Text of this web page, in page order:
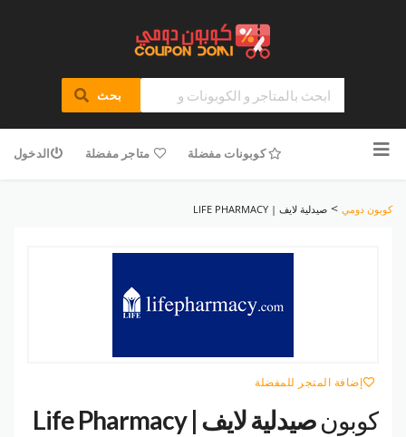
بحث
للمحتوى
كوبونات مفضلة متاجر مفضلة الدخول
كوبون دومي > صيدلية لايف | LIFE PHARMACY
إضافة المتجر للمفضلة
كوبونصيدلية لايف | Life Pharmacy